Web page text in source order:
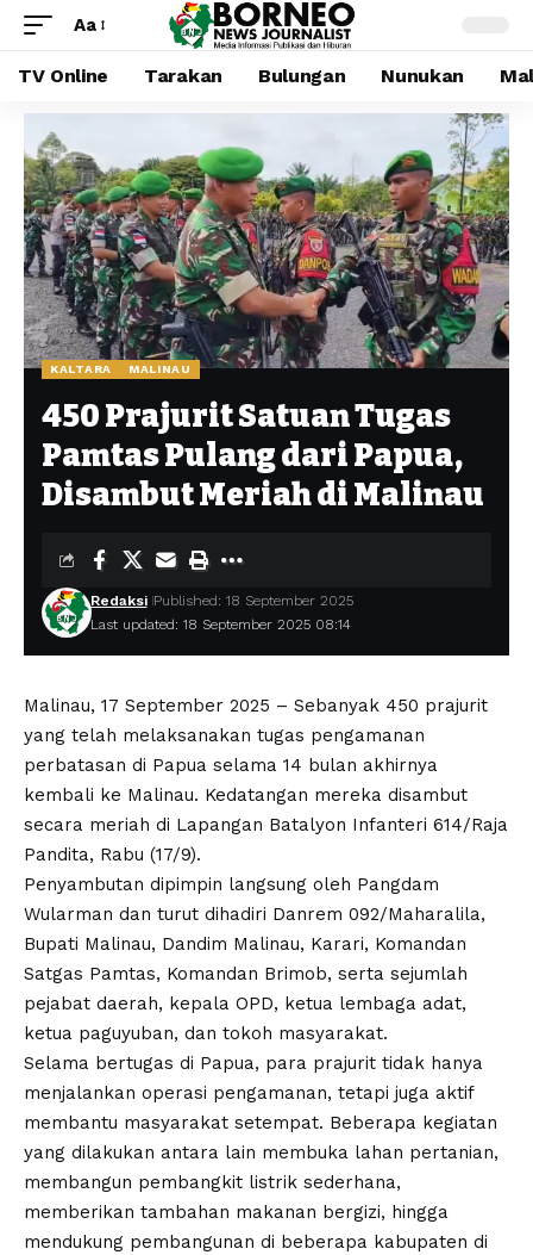
Aa
TV Online Tarakan Bulungan Nunukan
KALTARA MALINAU
450 Prajurit Satuan Tugas
Pamtas Pulang dari Papua,
Disambut Meriah di Malinau
Last updated: 18 September 2025 08:14
Redaksi Published: 18 September 2025
Malinau, 17 September 2025 – Sebanyak 450 prajurit
yang telah melaksanakan tugas pengamanan
perbatasan di Papua selama 14 bulan akhirnya
kembali ke Malinau. Kedatangan mereka disambut
secara meriah di Lapangan Batalyon Infanteri 614/Raja
Pandita, Rabu (17/9).
Penyambutan dipimpin langsung oleh Pangdam
Wularman dan turut dihadiri Danrem 092/Maharalila,
Bupati Malinau, Dandim Malinau, Karari, Komandan
Satgas Pamtas, Komandan Brimob, serta sejumlah
pejabat daerah, kepala OPD, ketua lembaga adat,
ketua paguyuban, dan tokoh masyarakat.
Selama bertugas di Papua, para prajurit tidak hanya
menjalankan operasi pengamanan, tetapi juga aktif
membantu masyarakat setempat. Beberapa kegiatan
yang dilakukan antara lain membuka lahan pertanian,
membangun pembangkit listrik sederhana,
memberikan tambahan makanan bergizi, hingga
mendukung pembangunan di beberapa kabupaten di